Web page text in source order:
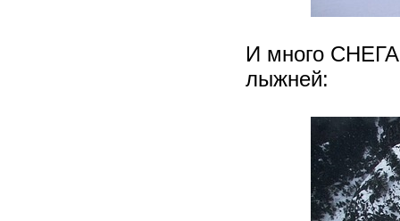
И много
лыжней: